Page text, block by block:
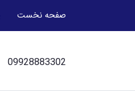
صفحه نخست
09928883302